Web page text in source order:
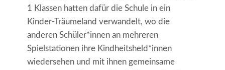
1 Klassen hatten dafür die Schule in ein
Kinder-Träumeland verwandelt, wo die
anderen Schüler*innen an mehreren
Spielstationen ihre Kindheitsheld*innen
wiedersehen und mit ihnen gemeinsame